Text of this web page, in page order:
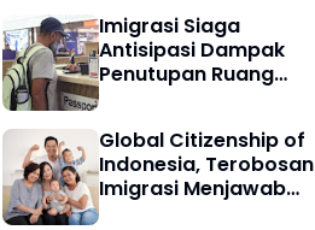
Imigrasi Siaga
Antisipasi Dampak
Penutupan Ruang
Global Citizenship of
Indonesia, Terobosan
Imigrasi Menjawab